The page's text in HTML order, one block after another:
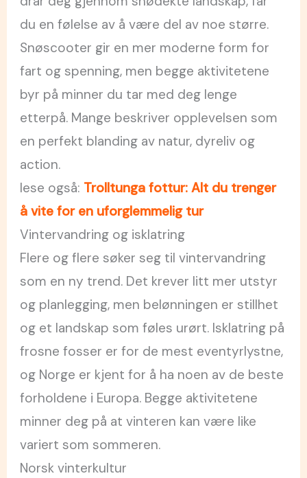
du en følelse av å være del av noe større.
Snøscooter gir en mer moderne form for
fart og spenning, men begge aktivitetene
byr på minner du tar med deg lenge
etterpå. Mange beskriver opplevelsen som
en perfekt blanding av natur, dyreliv og
action.
lese også: Trolltunga fottur: Alt du trenger
å vite for en uforglemmelig tur
Vintervandring og isklatring
Flere og flere søker seg til vintervandring
som en ny trend. Det krever litt mer utstyr
og planlegging, men belønningen er stillhet
og et landskap som føles urørt. Isklatring på
frosne fosser er for de mest eventyrlystne,
og Norge er kjent for å ha noen av de beste
forholdene i Europa. Begge aktivitetene
minner deg på at vinteren kan være like
variert som sommeren.
Norsk vinterkultur